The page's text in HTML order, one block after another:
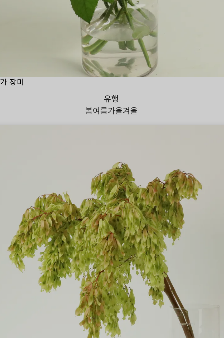
장미
유행
봄여름가을겨울